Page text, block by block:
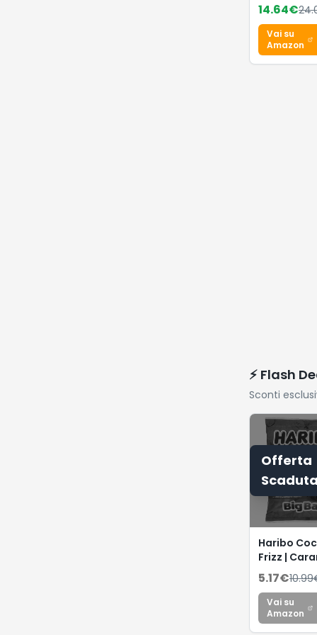
Infradito
14.64€
Vai su
Amazon
⚡ Flash
Sconti
Offerta
Scaduta
Haribo
Frizz |
Gommose
Frizzanti,
Frutta,
Feste, 1 Kg
5.17€10.99
Vai su
Amazon